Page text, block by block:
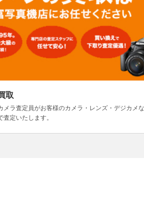
取
メラ査定員がお客様のカメラ・レンズ・デジカメ
査定いたします。